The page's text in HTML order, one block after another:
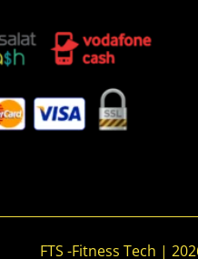
جميع الحقوق محفوظة © 2026 | FTS -Fitness Tech